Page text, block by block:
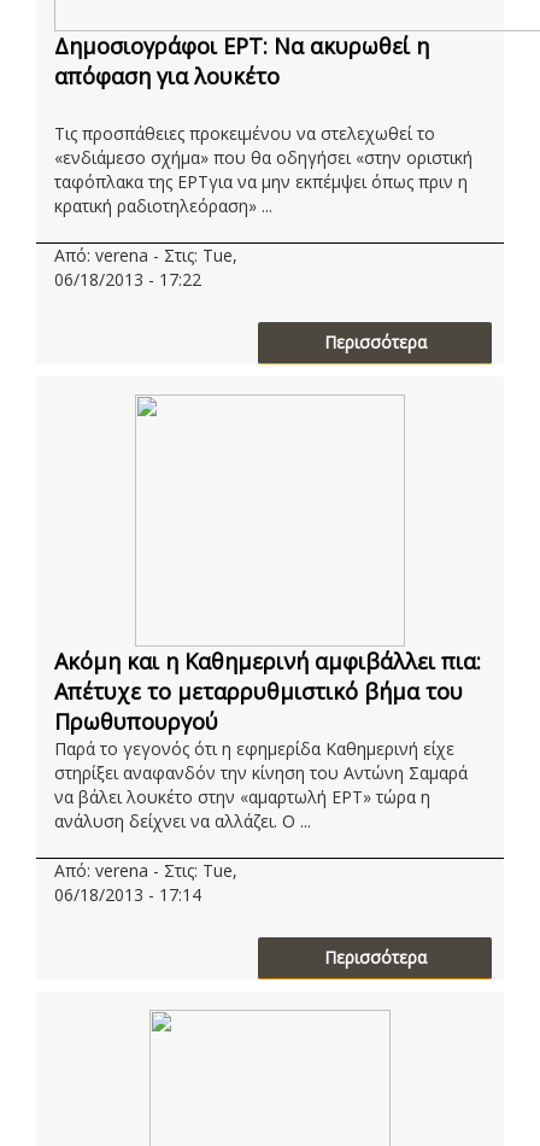
Δημοσιογράφοι ΕΡΤ: Να ακυρωθεί η
απόφαση για λουκέτο
Τις προσπάθειες προκειμένου να στελεχωθεί το
«ενδιάμεσο σχήμα» που θα οδηγήσει «στην οριστική
ταφόπλακα της ΕΡΤγια να μην εκπέμψει όπως πριν η
κρατική ραδιοτηλεόραση» ...
Από: verena - Στις: Tue,
06/18/2013 - 17:22
Περισσότερα
Ακόμη και η Καθημερινή αμφιβάλλει πια:
Απέτυχε το μεταρρυθμιστικό βήμα του
Πρωθυπουργού
Παρά το γεγονός ότι η εφημερίδα Καθημερινή είχε
στηρίξει αναφανδόν την κίνηση του Αντώνη Σαμαρά
να βάλει λουκέτο στην «αμαρτωλή ΕΡΤ» τώρα η
ανάλυση δείχνει να αλλάζει. Ο ...
Από: verena - Στις: Tue,
06/18/2013 - 17:14
Περισσότερα